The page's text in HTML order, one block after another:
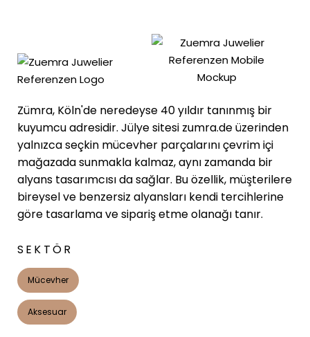
Zümra, Köln'de neredeyse 40 yıldır tanınmış bir
kuyumcu adresidir. Jülye sitesi zumra.de üzerinden
yalnızca seçkin mücevher parçalarını çevrim içi
mağazada sunmakla kalmaz, aynı zamanda bir
alyans tasarımcısı da sağlar. Bu özellik, müşterilere
bireysel ve benzersiz alyansları kendi tercihlerine
göre tasarlama ve sipariş etme olanağı tanır.
SEKTÖR
Mücevher
Aksesuar